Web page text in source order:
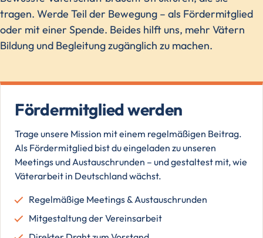
tragen. Werde Teil der Bewegung – als Fördermitglied
oder mit einer Spende. Beides hilft uns, mehr Vätern
Bildung und Begleitung zugänglich zu machen.
Fördermitglied werden
Trage unsere Mission mit einem regelmäßigen Beitrag.
Als Fördermitglied bist du eingeladen zu unseren
Meetings und Austauschrunden – und gestaltest mit, wie
Väterarbeit in Deutschland wächst.
Regelmäßige Meetings & Austauschrunden
Mitgestaltung der Vereinsarbeit